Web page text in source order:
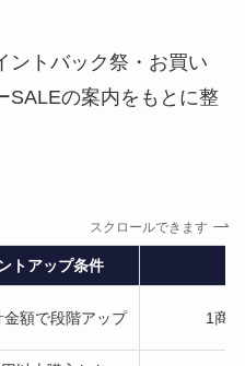
ントバック祭・お買い
SALEの案内をもとに整
スクロールできます
トアップ条件
金額で段階アップ 1商